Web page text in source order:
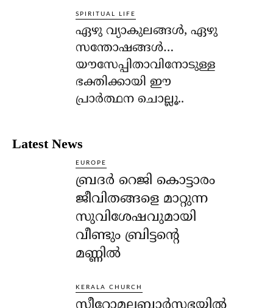
SPIRITUAL LIFE
ഏഴു വ്യാകുലങ്ങള്‍, ഏഴു
സന്തോഷങ്ങള്‍…
യൗസേപ്പിതാവിനോടുള്ള
ഭക്തിക്കായി ഈ
പ്രാര്‍ത്ഥന ചൊല്ലൂ..
Latest News
EUROPE
ബ്രദർ റെജി കൊട്ടാരം
ജീവിതങ്ങളെ മാറ്റുന്ന
സുവിശേഷവുമായി
വീണ്ടും ബ്രിട്ടന്റെ
മണ്ണിൽ
KERALA CHURCH